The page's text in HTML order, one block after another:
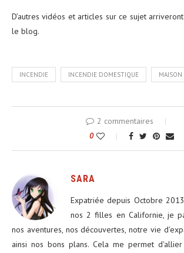
D’autres vidéos et articles sur ce sujet
le blog.
INCENDIE INCENDIE DOMESTIQUE MAISON
2 commentaires
0
SARA
Expatriée depuis Octobre
nos 2 filles en Californie, je
nos aventures, nos découvertes, notre vie
ainsi nos bons plans. Cela me permet